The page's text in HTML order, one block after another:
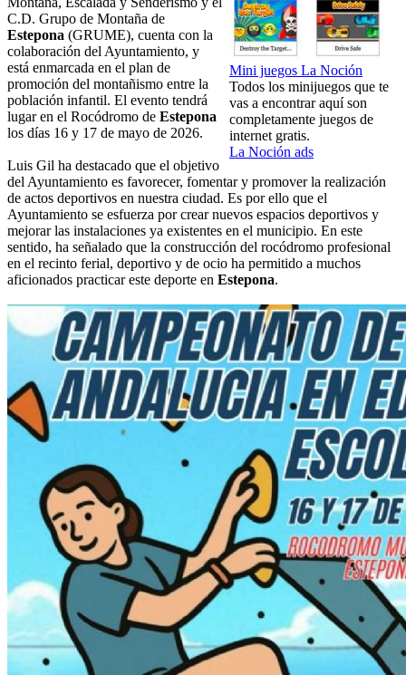
Mini juegos La Noción
Todos los minijuegos que te
vas a encontrar aquí son
completamente juegos de
internet gratis.
La Noción ads
C.D. Grupo de Montaña de
Estepona (GRUME), cuenta con la
colaboración del Ayuntamiento, y
está enmarcada en el plan de
promoción del montañismo entre la
población infantil. El evento tendrá
lugar en el Rocódromo de Estepona
los días 16 y 17 de mayo de 2026.
Luis Gil ha destacado que el objetivo
del Ayuntamiento es favorecer, fomentar y promover la realización
de actos deportivos en nuestra ciudad. Es por ello que el
Ayuntamiento se esfuerza por crear nuevos espacios deportivos y
mejorar las instalaciones ya existentes en el municipio. En este
sentido, ha señalado que la construcción del rocódromo profesional
en el recinto ferial, deportivo y de ocio ha permitido a muchos
aficionados practicar este deporte en Estepona.